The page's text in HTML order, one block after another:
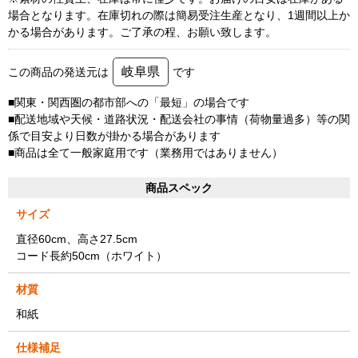
場合となります。在庫切れの際は簡易受注生産となり、1週間以上か
かる場合があります。ご了承の程、お願い致します。
この商品の発送元は 岐阜県 です
■関東・関西圏の都市部への「最短」の場合です
■配送地域や天候・道路状況・配送会社の事情（荷物量過多）等の関
係で目安より日数が掛かる場合があります
■商品は全て一般家庭用です（業務用ではありません）
商品スペック
サイズ
直径60cm、高さ27.5cm
コード長約50cm（ホワイト）
材質
和紙
仕様補足